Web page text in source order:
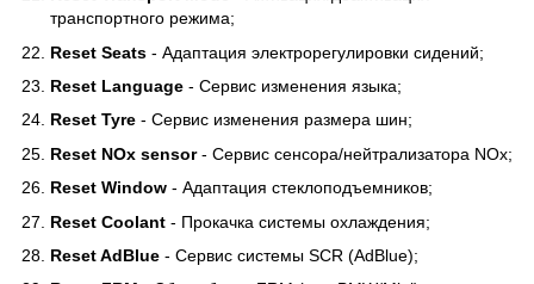
транспортного режима;
Reset Seats - Адаптация электрорегулировки сидений;
Reset Language - Сервис изменения языка;
Reset Tyre - Сервис изменения размера шин;
Reset NOx sensor- Сервис сенсора/нейтрализатора NOx;
Reset Window - Адаптация стеклоподъемников;
Reset Coolant - Прокачка системы охлаждения;
Reset AdBlue - Сервис системы SCR (AdBlue);